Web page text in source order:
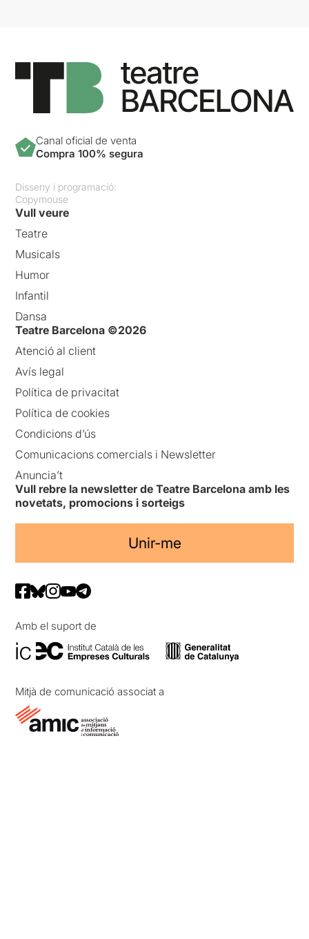
Canal oficial de venta
Compra 100% segura
Disseny i programació:
Copymouse
Vull veure
Teatre
Musicals
Humor
Infantil
Dansa
Teatre Barcelona ©2026
Atenció al client
Avís legal
Política de privacitat
Política de cookies
Condicions d’ús
Comunicacions comercials i Newsletter
Anuncia’t
Vull rebre la newsletter de Teatre Barcelona amb les
novetats, promocions i sorteigs
Unir-me
Amb el suport de
Mitjà de comunicació associat a